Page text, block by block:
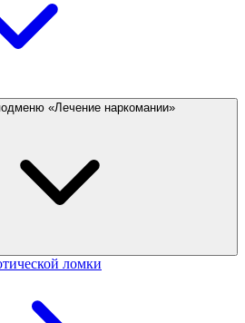
«Лечение наркомании»
ломки